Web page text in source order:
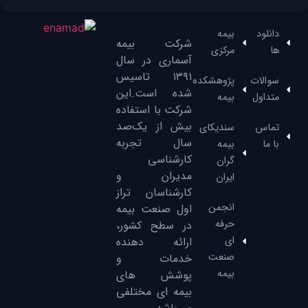
دانلود
ها
سوالات
متداول
تماس
با ما
بیمه
مرکزی
پژوهشکده
بیمه
سندیکای
بیمه
گران
ایران
انجمن
حرفه
ای
صنعت
بیمه
شرکت بیمه
آسماری در سال
۱۳۹۱‌ تاسیس
شده است.این
شرکت با استفاده
بیش از یک‌صد
سال تجربه
کارشناسی
مدیران و
کارشناسان تراز
‌اول صنعت بیمه
در سطح کشور،
ارائه دهنده
خدمات و
پوشش های
بیمه ای مختلفی